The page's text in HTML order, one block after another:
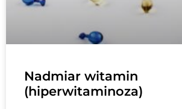
Nadmiar witamin
(hiperwitaminoza)